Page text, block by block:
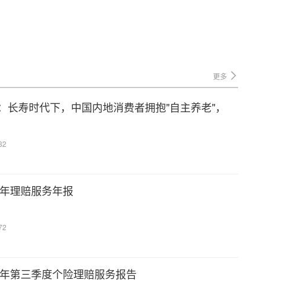
更多
长寿时代下，中国内地消费者拥抱"自主养老"，
理赔服务年报
第三季度个险理赔服务报告